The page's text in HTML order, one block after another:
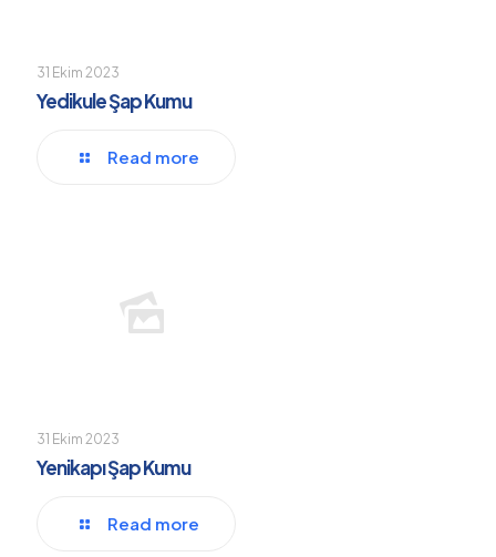
31 Ekim 2023
Yedikule Şap Kumu
Read more
31 Ekim 2023
Yenikapı Şap Kumu
Read more